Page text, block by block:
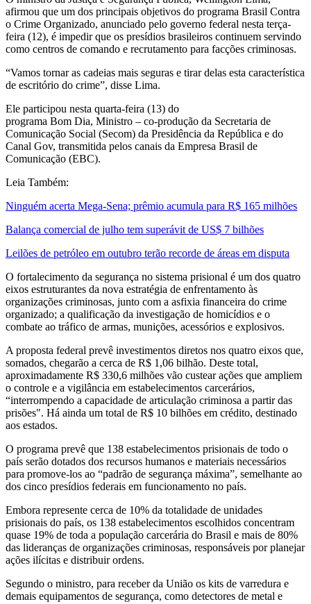
afirmou que um dos principais objetivos do programa Brasil Contra
o Crime Organizado, anunciado pelo governo federal nesta terça-
feira (12), é impedir que os presídios brasileiros continuem servindo
como centros de comando e recrutamento para facções criminosas.
“Vamos tornar as cadeias mais seguras e tirar delas esta característica
de escritório do crime”, disse Lima.
Ele participou nesta quarta-feira (13) do
programa Bom Dia, Ministro – co-produção da Secretaria de
Comunicação Social (Secom) da Presidência da República e do
Canal Gov, transmitida pelos canais da Empresa Brasil de
Comunicação (EBC).
Leia Também:
Ninguém acerta Mega-Sena; prêmio acumula para R$ 165 milhões
Balança comercial de julho tem superávit de US$ 7 bilhões
Leilões de petróleo em outubro terão recorde de áreas em disputa
O fortalecimento da segurança no sistema prisional é um dos quatro
eixos estruturantes da nova estratégia de enfrentamento às
organizações criminosas, junto com a asfixia financeira do crime
organizado; a qualificação da investigação de homicídios e o
combate ao tráfico de armas, munições, acessórios e explosivos.
A proposta federal prevê investimentos diretos nos quatro eixos que,
somados, chegarão a cerca de R$ 1,06 bilhão. Deste total,
aproximadamente R$ 330,6 milhões vão custear ações que ampliem
o controle e a vigilância em estabelecimentos carcerários,
“interrompendo a capacidade de articulação criminosa a partir das
prisões". Há ainda um total de R$ 10 bilhões em crédito, destinado
aos estados.
O programa prevê que 138 estabelecimentos prisionais de todo o
país serão dotados dos recursos humanos e materiais necessários
para promove-los ao “padrão de segurança máxima”, semelhante ao
dos cinco presídios federais em funcionamento no país.
Embora represente cerca de 10% da totalidade de unidades
prisionais do país, os 138 estabelecimentos escolhidos concentram
quase 19% de toda a população carcerária do Brasil e mais de 80%
das lideranças de organizações criminosas, responsáveis por planejar
ações ilícitas e distribuir ordens.
Segundo o ministro, para receber da União os kits de varredura e
demais equipamentos de segurança, como detectores de metal e